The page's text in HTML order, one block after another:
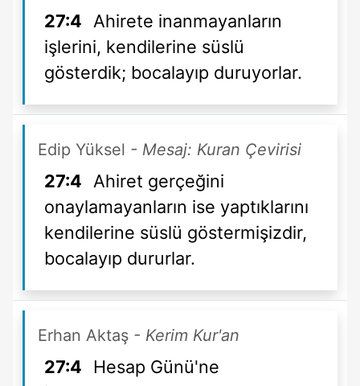
27:4
Ahirete inanmayanların
işlerini, kendilerine süslü
gösterdik; bocalayıp duruyorlar.
Edip Yüksel - Mesaj: Kuran Çevirisi
27:4
Ahiret gerçeğini
onaylamayanların ise yaptıklarını
kendilerine süslü göstermişizdir,
bocalayıp dururlar.
Erhan Aktaş - Kerim Kur'an
27:4
Hesap Günü'ne